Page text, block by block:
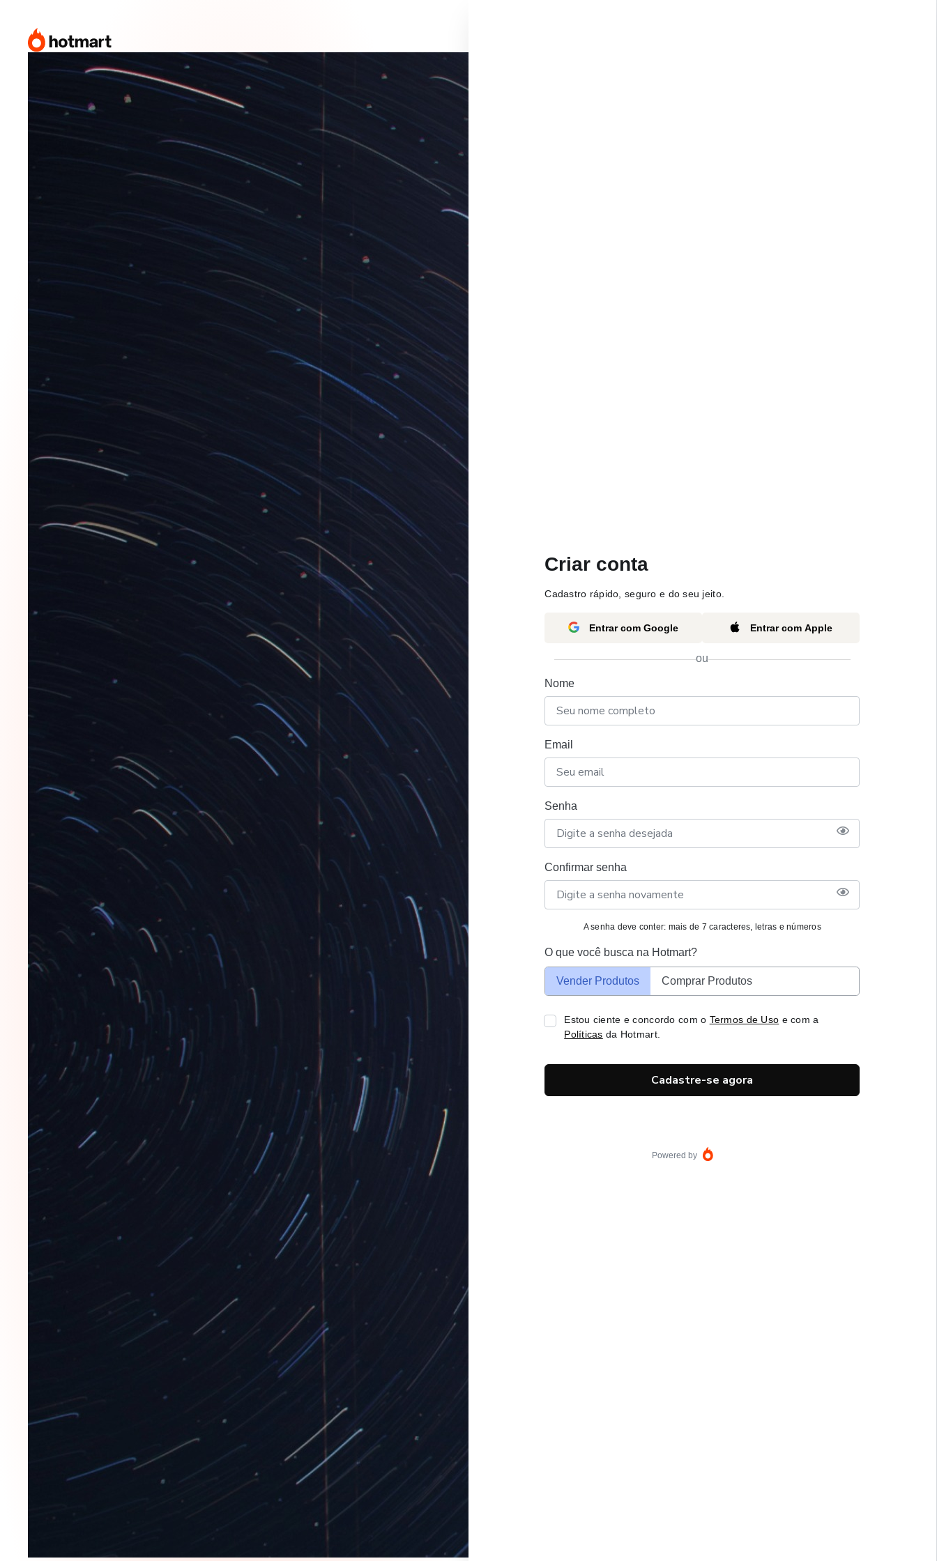
Criar conta
Cadastro rápido, seguro e do seu jeito.
Entrar com Google Entrar com Apple
ou
Nome
Email
Senha
Confirmar senha
A senha deve conter: mais de 7 caracteres, letras e números
O que você busca na Hotmart?
Vender Produtos Comprar Produtos
Estou ciente e concordo com o Termos de Uso e com a
Políticas da Hotmart.
Cadastre-se agora
Powered by